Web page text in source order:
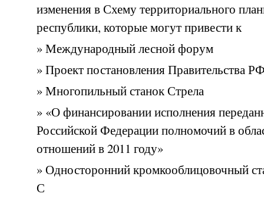
изменения в Схему территориального
республики, которые могут привести к
» Международный лесной форум
» Проект постановления Правительства
» Многопильный станок Стрела
» «О финансировании исполнения
Российской Федерации полномочий в
отношений в 2011 году»
» Односторонний кромкооблицовочный
С